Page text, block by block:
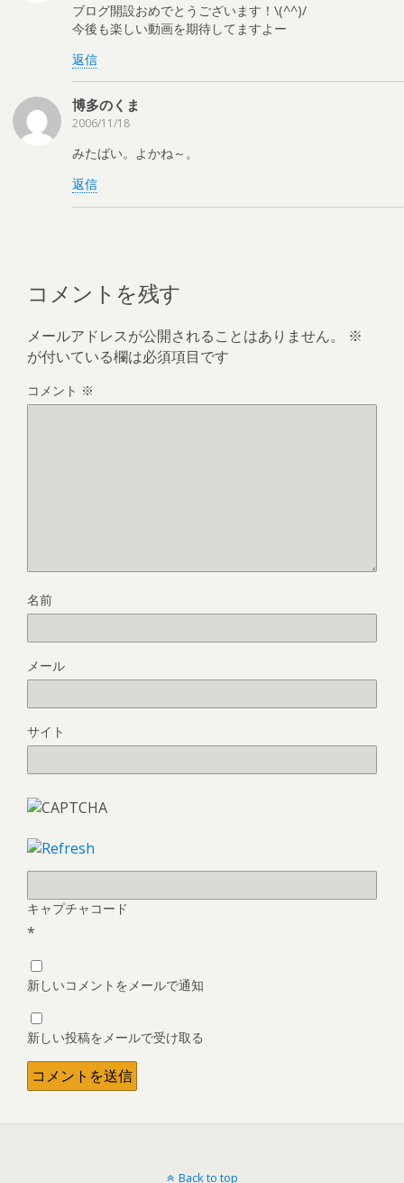
ブログ開設おめでとうございます！\(^^)/
今後も楽しい動画を期待してますよー
返信
博多のくま
2006/11/18
みたばい。よかね～。
返信
コメントを残す
メールアドレスが公開されることはありません。
※
が付いている欄は必須項目です
コメント ※
名前
メール
サイト
キャプチャコード
*
新しいコメントをメールで通知
新しい投稿をメールで受け取る
Back to top